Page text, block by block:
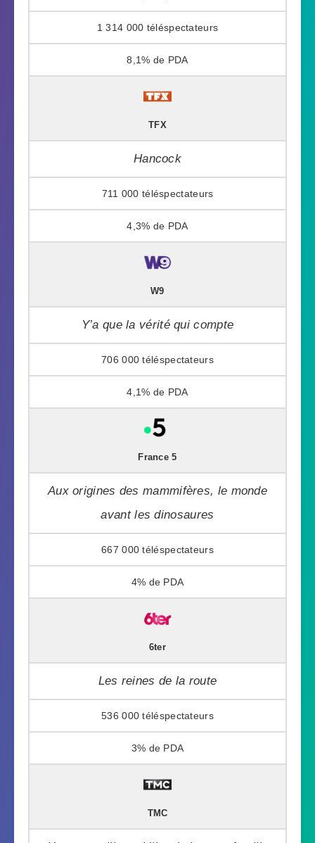
1 314 000
8,1%
TFX
Hancock
711 000
4,3%
W9
Y’a que la vérité qui compte
706 000
4,1%
France 5
Aux origines des mammifères, le monde
avant les dinosaures
667 000
4%
6ter
Les reines de la route
536 000
3%
TMC